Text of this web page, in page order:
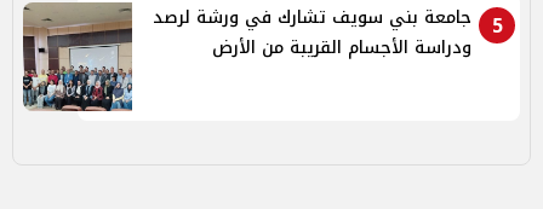
5
جامعة بني سويف تشارك في ورشة لرصد
ودراسة الأجسام القريبة من الأرض